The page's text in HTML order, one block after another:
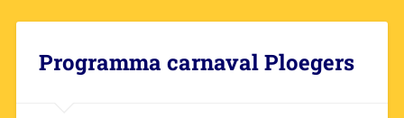
Programma carnaval Ploegers